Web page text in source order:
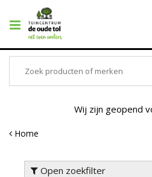
Wij zijn geopend
Home
Open zoekfilter